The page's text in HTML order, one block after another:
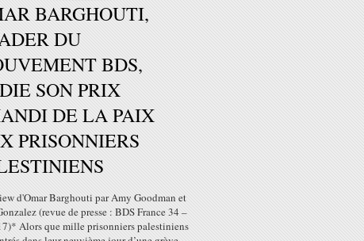
BARGHOUTI,
DU
BDS,
SON PRIX
DE LA PAIX
PRISONNIERS
d'Omar Barghouti par Amy Goodman et
(revue de presse : BDS France 34 –
Alors que mille prisonniers palestiniens